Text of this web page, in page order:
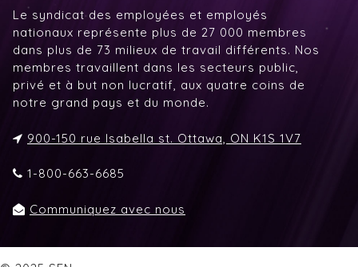
Le syndicat des employées et employés
nationaux représente plus de 27 000 membres
dans plus de 73 milieux de travail différents. Nos
membres travaillent dans les secteurs public,
privé et à but non lucratif, aux quatre coins de
notre grand pays et du monde.
900-150 rue Isabella st. Ottawa, ON K1S 1V7
1-800-663-6685
Communiquez avec nous